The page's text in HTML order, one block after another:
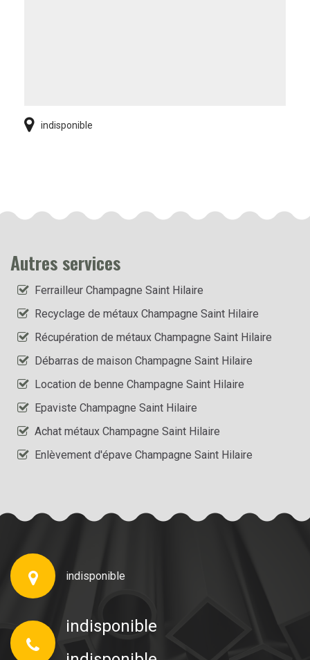
indisponible
Autres services
Ferrailleur Champagne Saint Hilaire
Recyclage de métaux Champagne Saint Hilaire
Récupération de métaux Champagne Saint Hilaire
Débarras de maison Champagne Saint Hilaire
Location de benne Champagne Saint Hilaire
Epaviste Champagne Saint Hilaire
Achat métaux Champagne Saint Hilaire
Enlèvement d'épave Champagne Saint Hilaire
indisponible
indisponible